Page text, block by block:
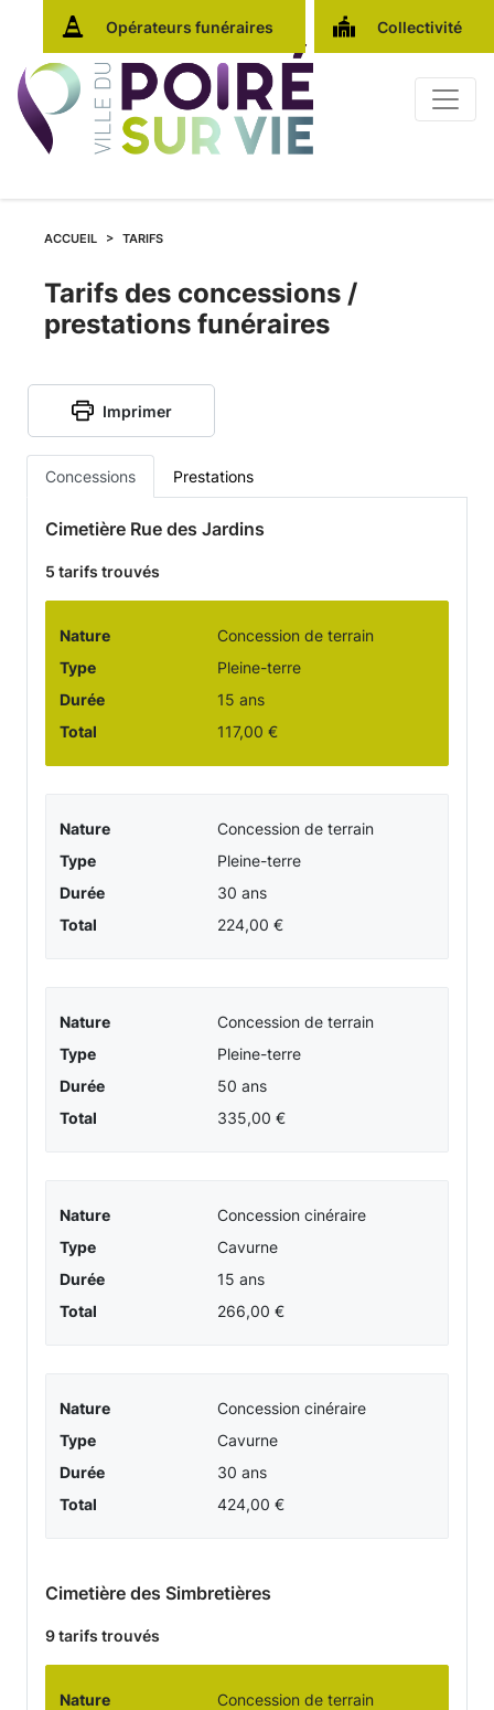
Opérateurs funéraires Collectivité
ACCUEIL TARIFS
Tarifs
des
concessions
et
prestations
funéraires
-
Cimetière
de
la
commune
de
LE
SUR
VIE
Informations
et
détails
Tarifs des concessions /
prestations funéraires
Concessions Prestations
Cimetière Rue des Jardins
5 tarifs trouvés
Nature
Concession de terrain
Type
Pleine-terre
Durée
15 ans
Total
117,00 €
Nature
Concession de terrain
Type
Pleine-terre
Durée
30 ans
Total
224,00 €
Nature
Concession de terrain
Type
Pleine-terre
Durée
50 ans
Total
335,00 €
Nature
Concession cinéraire
Type
Cavurne
Durée
15 ans
Total
266,00 €
Nature
Concession cinéraire
Type
Cavurne
Durée
30 ans
Total
424,00 €
Cimetière des Simbretières
9 tarifs trouvés
Nature
Concession de terrain
Imprimer